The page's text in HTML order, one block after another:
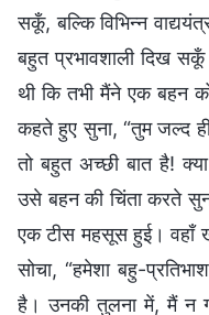
सकूँ, बल्कि विभिन्न
बहुत प्रभावशाली दिख
थी कि तभी मैंने एक बहन
कहते हुए सुना, “तुम जल्द
तो बहुत अच्छी बात है!
उसे बहन की चिंता करते
एक टीस महसूस हुई।
सोचा, “हमेशा बहु-
है। उनकी तुलना में, मैं न